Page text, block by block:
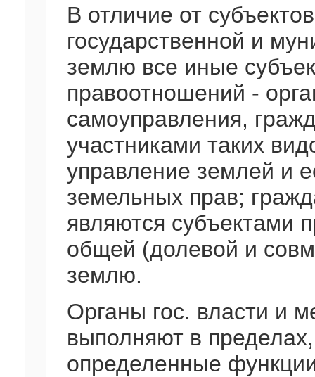
В отличие от
государственной и
землю все иные
правоотношений -
самоуправления,
участниками таких
управление землей и
земельных прав;
являются субъектами
общей (долевой и
землю.
Органы гос. власти и
выполняют в
определенные